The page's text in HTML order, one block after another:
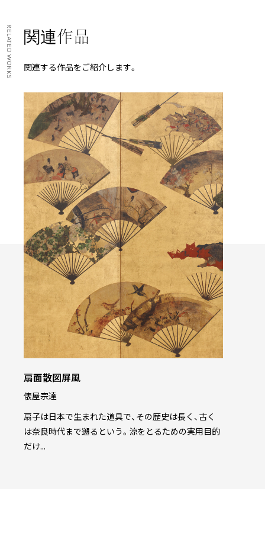
RELATED WORKS 関連作品
関連する作品をご紹介します。
扇面散図屏風
俵屋宗達
扇子は日本で生まれた道具で、その歴史は長く、古く
は奈良時代まで遡るという。涼をとるための実用目的
だけ...